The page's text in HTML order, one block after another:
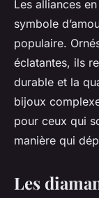
Les alliances
symbole
populaire.
éclatantes, ils
durable et la
bijoux
pour ceux qui
manière qui
Les